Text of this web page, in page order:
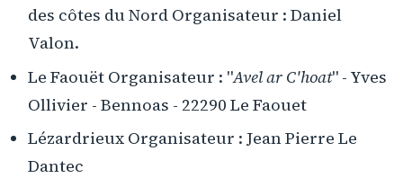
des côtes du Nord Organisateur : Daniel
Valon.
Le Faouët Organisateur : "Avel ar C'hoat" - Yves
Ollivier - Bennoas - 22290 Le Faouet
Lézardrieux Organisateur : Jean Pierre Le
Dantec